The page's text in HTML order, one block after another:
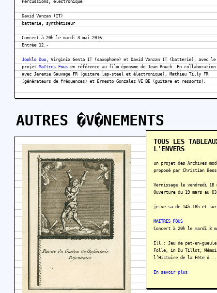
Percussions, électronique
David Vanzan (IT)
batterie, synthétiseur
Concert à 20h le mardi 3 mai 2016
Entrée 12.-
Jooklo Duo , Virginia Genta IT (saxophone) et David Vanzan IT (batterie), avec le
projet Maîtres Fous en référence au film éponyme de Jean Rouch. En collaboration
avec Jeremie Sauvage FR (guitare lap-steel et électronique), Mathieu Tilly FR
(générateurs de fréquences) et Ernesto Gonzalez VE BE (guitare et ressorts).
AUTRES �V�NEMENTS
TOUS LES
L’ENVERS
un projet des Archives
proposé par Christian
Vernissage le vendredi 18
Ouverture du 19 mars au
je-ve-sa de 14h-18h et sur
MAITRES FOUS
Concert à 20h le mardi 3
Ill.: Jeu de pet-en-
Folle, in Du Tillot,
l’Histoire de la Fête d
En savoir plus